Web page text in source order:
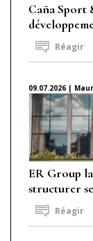
Caña Sport
Réagir
09.07.2026 |
ER Group
structurer
Réagir